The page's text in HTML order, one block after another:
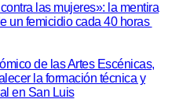
las mujeres»: la mentira
un femicidio cada 40 horas
de las Artes Escénicas,
la formación técnica y
en San Luis